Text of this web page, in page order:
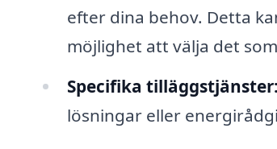
efter dina behov. Detta
möjlighet att välja det
Specifika tilläggstjänster:
lösningar eller